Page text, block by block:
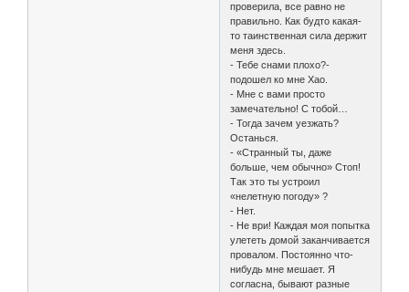
проверила, все равно не
правильно. Как будто какая-
то таинственная сила держит
меня здесь.
- Тебе снами плохо?-
подошел ко мне Хао.
- Мне с вами просто
замечательно! С тобой…
- Тогда зачем уезжать?
Останься.
- «Странный ты, даже
больше, чем обычно» Стоп!
Так это ты устроил
«нелетную погоду» ?
- Нет.
- Не ври! Каждая моя попытка
улететь домой заканчивается
провалом. Постоянно что-
нибудь мне мешает. Я
согласна, бывают разные